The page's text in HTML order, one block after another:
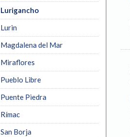
Lurigancho
Lurin
Magdalena del Mar
Miraflores
Pueblo Libre
Puente Piedra
Rímac
San Borja